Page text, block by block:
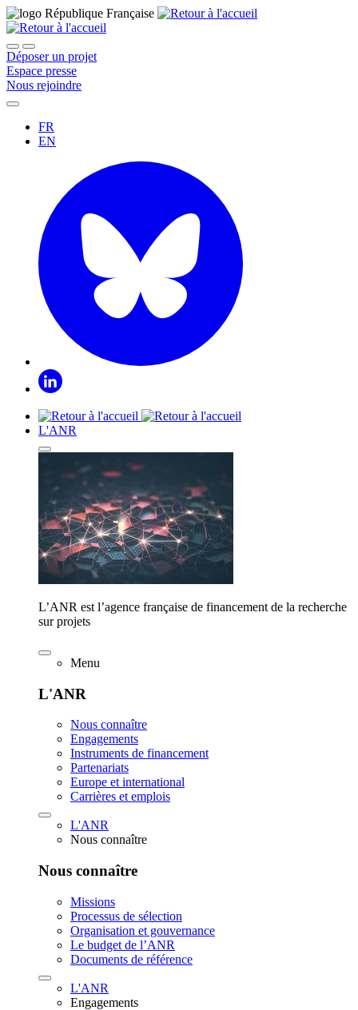
Déposer un projet
Espace presse
Nous rejoindre
FR
EN
L'ANR
L’ANR est l’agence française de financement de la recherche
sur projets
Menu
L'ANR
Nous connaître
Engagements
Instruments de financement
Partenariats
Europe et international
Carrières et emplois
L'ANR
Nous connaître
Nous connaître
Missions
Processus de sélection
Organisation et gouvernance
Le budget de l’ANR
Documents de référence
L'ANR
Engagements